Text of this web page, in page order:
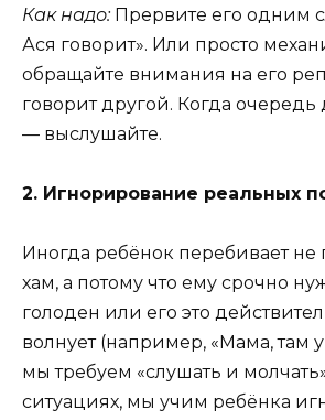
Как надо:Прервите его одним
Ася говорит». Или просто
обращайте внимания на его
говорит другой. Когда очередь
— выслушайте.
2. Игнорирование реальных
Иногда ребёнок перебивает не
хам, а потому что ему срочно
голоден или его это
волнует (например, «Мама, там
мы требуем «слушать и
ситуациях, мы учим ребёнка